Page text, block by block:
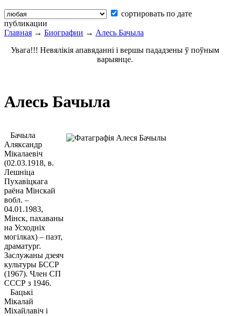
сортировать по дате
публикации
Главная → Биографии → Алесь Бачыла
Увага!!! Невялікія апавяданні і вершы пададзены ў поўным
варыянце.
Алесь Бачыла
Бачыла
Аляксандр
Мікалаевіч
(02.03.1918, в.
Лешніца
Пухавіцкага
раёна Мінскай
вобл. –
04.01.1983,
Мінск, пахаваны
на Усходніх
могілках) – паэт,
драматург.
Заслужаны дзеяч
культуры БССР
(1967). Член СП
СССР з 1946.
Бацькі
Мікалай
Міхайлавіч і